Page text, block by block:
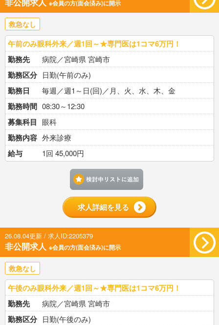
※会員の方(面会済み)に開示
救急なし
午前のみ眼科外来／週1回～★専門医は1コマ6万円！
勤務先
病院／宮崎県 宮崎市
勤務区分 日勤(午前のみ)
勤務日 毎週／週1～日(回)／月、火、水、木、金
勤務時間 08:30～12:30
募集科目 眼科
勤務内容 外来診療
給与 1回 45,000円
求人詳細を見る
26.08.04更新 / 求人ID:2205379
非公開求人 ※会員の方(面会済み)に開示
救急なし
午後のみ眼科外来／週1回～★専門医は1コマ6万円！
勤務先
病院／宮崎県 宮崎市
勤務区分 日勤(午後のみ)